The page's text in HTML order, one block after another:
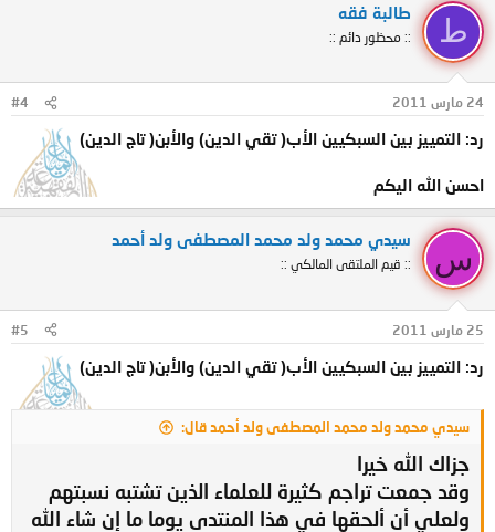
ط
طالبة فقه
:: محظور دائم ::
24 مارس 2011 #4
رد: التمييز بين السبكيين الأب( تقي الدين) والأبن( تاج الدين)
احسن الله اليكم
س
سيدي محمد ولد محمد المصطفى ولد أحمد
:: قيم الملتقى المالكي ::
25 مارس 2011 #5
رد: التمييز بين السبكيين الأب( تقي الدين) والأبن( تاج الدين)
سيدي محمد ولد محمد المصطفى ولد أحمد قال:
جزاك الله خيرا
وقد جمعت تراجم كثيرة للعلماء الذين تشتبه نسبتهم
ولعلي أن ألحقها في هذا المنتدى يوما ما إن شاء الله